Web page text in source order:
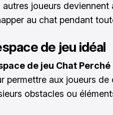
autres joueurs
au chat pendant
de jeu idéal
de jeu Chat Perché
permettre aux joueurs
obstacles ou